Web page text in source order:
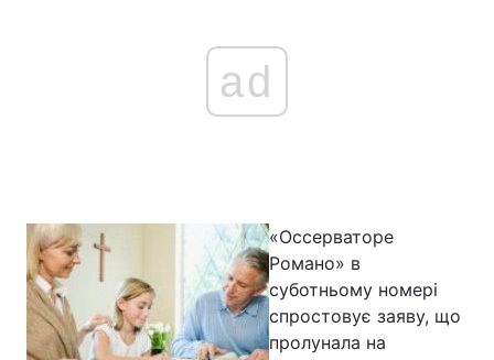
ad
«Оссерваторе
Романо» в
суботньому номері
спростовує заяву, що
пролунала на